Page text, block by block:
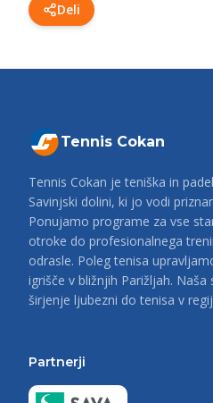
Deli
Tennis Cokan
Tennis Cokan je teniška in
Savinjski dolini, ki jo vodi
Ponujamo programe za vse
otroke do profesionalnega
odrasle. Poleg tenisa
igrišče v bližnjih Parižljah.
širjenje ljubezni do tenisa v
Partnerji